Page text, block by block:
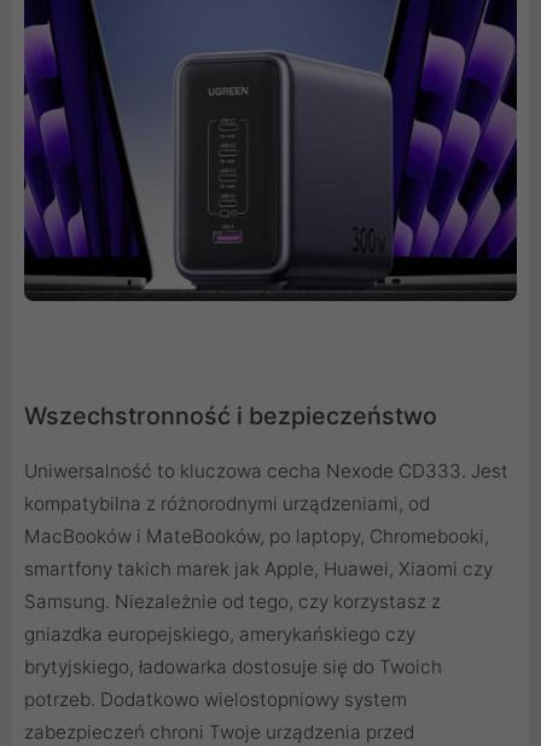
Wszechstronność i bezpieczeństwo
Uniwersalność to kluczowa cecha Nexode CD333. Jest
kompatybilna z różnorodnymi urządzeniami, od
MacBooków i MateBooków, po laptopy, Chromebooki,
smartfony takich marek jak Apple, Huawei, Xiaomi czy
Samsung. Niezależnie od tego, czy korzystasz z
gniazdka europejskiego, amerykańskiego czy
brytyjskiego, ładowarka dostosuje się do Twoich
potrzeb. Dodatkowo wielostopniowy system
zabezpieczeń chroni Twoje urządzenia przed